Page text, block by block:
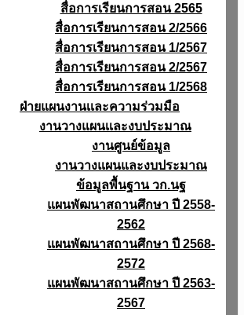
สื่อการเรียนการสอน 2565
สื่อการเรียนการสอน 2/2566
สื่อการเรียนการสอน 1/2567
สื่อการเรียนการสอน 2/2567
สื่อการเรียนการสอน 1/2568
ฝ่ายแผนงานเเละความร่วมมือ
งานวางแผนเเละงบประมาณ
งานศูนย์ข้อมูล
งานวางแผนและงบประมาณ
ข้อมูลพื้นฐาน วก.นฐ
แผนพัฒนาสถานศึกษา ปี 2558-
2562
แผนพัฒนาสถานศึกษา ปี 2568-
2572
แผนพัฒนาสถานศึกษา ปี 2563-
2567